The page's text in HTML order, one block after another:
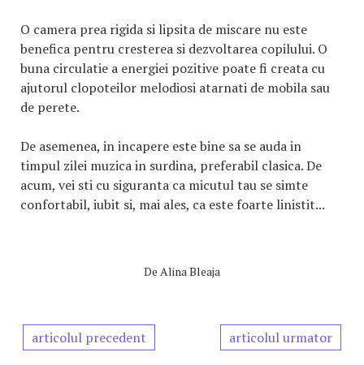
O camera prea rigida si lipsita de miscare nu este
benefica pentru cresterea si dezvoltarea copilului. O
buna circulatie a energiei pozitive poate fi creata cu
ajutorul clopoteilor melodiosi atarnati de mobila sau
de perete.
De asemenea, in incapere este bine sa se auda in
timpul zilei muzica in surdina, preferabil clasica. De
acum, vei sti cu siguranta ca micutul tau se simte
confortabil, iubit si, mai ales, ca este foarte linistit...
De Alina Bleaja
articolul precedent articolul urmator